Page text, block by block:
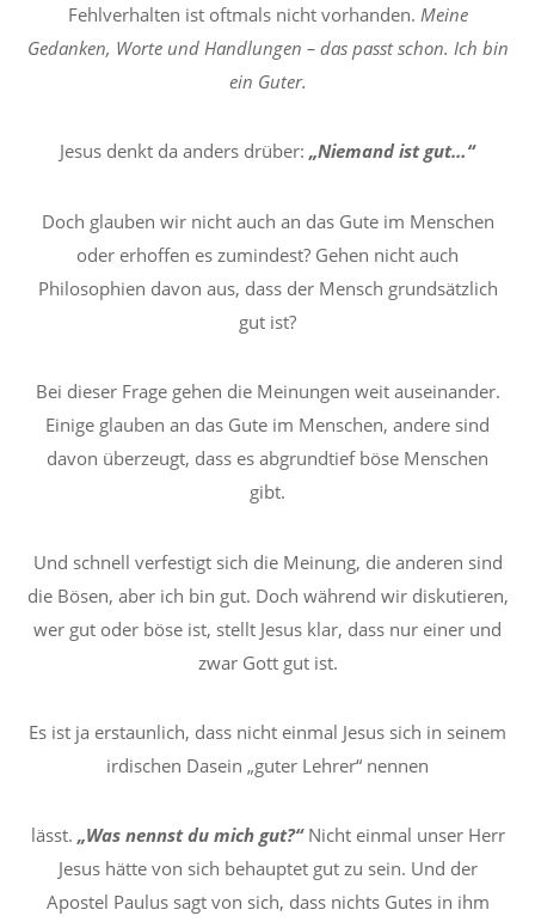
Fehlverhalten ist oftmals nicht vorhanden. Meine
Gedanken, Worte und Handlungen – das passt schon. Ich bin
ein Guter.
Jesus denkt da anders drüber: „Niemand ist gut…“
Doch glauben wir nicht auch an das Gute im Menschen
oder erhoffen es zumindest? Gehen nicht auch
Philosophien davon aus, dass der Mensch grundsätzlich
gut ist?
Bei dieser Frage gehen die Meinungen weit auseinander.
Einige glauben an das Gute im Menschen, andere sind
davon überzeugt, dass es abgrundtief böse Menschen
gibt.
Und schnell verfestigt sich die Meinung, die anderen sind
die Bösen, aber ich bin gut. Doch während wir diskutieren,
wer gut oder böse ist, stellt Jesus klar, dass nur einer und
zwar Gott gut ist.
Es ist ja erstaunlich, dass nicht einmal Jesus sich in seinem
irdischen Dasein „guter Lehrer“ nennen
lässt. „Was nennst du mich gut?“ Nicht einmal unser Herr
Jesus hätte von sich behauptet gut zu sein. Und der
Apostel Paulus sagt von sich, dass nichts Gutes in ihm